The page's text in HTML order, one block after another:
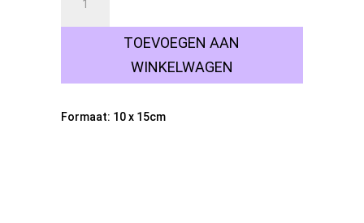
Welcome
baby
TOEVOEGEN AAN
WINKELWAGEN
Formaat: 10 x 15cm